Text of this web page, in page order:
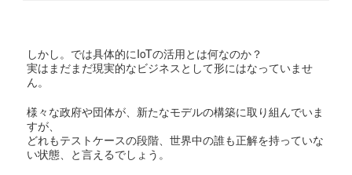
しかし。では具体的にIoTの活用とは何なのか？
実はまだまだ現実的なビジネスとして形にはなっていませ
ん。
様々な政府や団体が、新たなモデルの構築に取り組んでいま
すが、
どれもテストケースの段階、世界中の誰も正解を持っていな
い状態、と言えるでしょう。